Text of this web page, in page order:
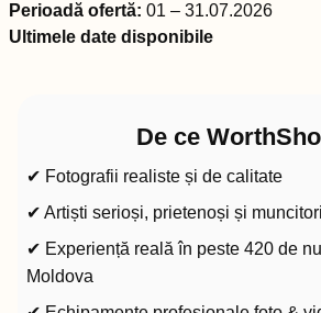
Perioadă ofertă: 01 – 31.07.2026
Ultimele date disponibile
De ce
✔ Fotografii realiste și de calitate
✔ Artiști serioși, prietenoși și muncitori
✔ Experiență reală în peste 420 de
Moldova